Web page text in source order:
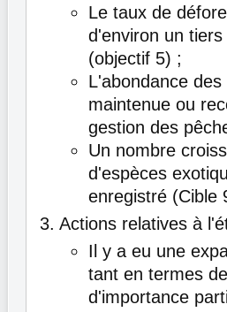
Le taux de
d'environ un
(objectif 5) ;
L'abondance
maintenue ou
gestion des
Un nombre
d'espèces
enregistré (Cible
3. Actions relatives à
Il y a eu une
tant en termes
d'importance